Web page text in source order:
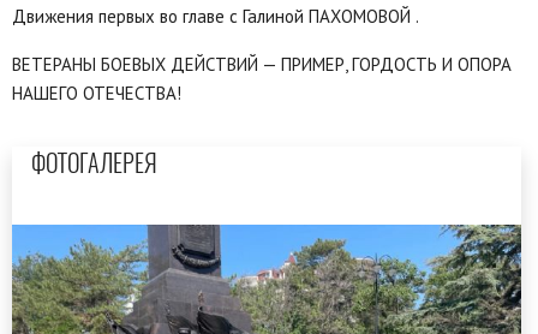
Движения первых во главе с Галиной ПАХОМОВОЙ .
ВЕТЕРАНЫ БОЕВЫХ ДЕЙСТВИЙ — ПРИМЕР, ГОРДОСТЬ И ОПОРА
НАШЕГО ОТЕЧЕСТВА!
ФОТОГАЛЕРЕЯ